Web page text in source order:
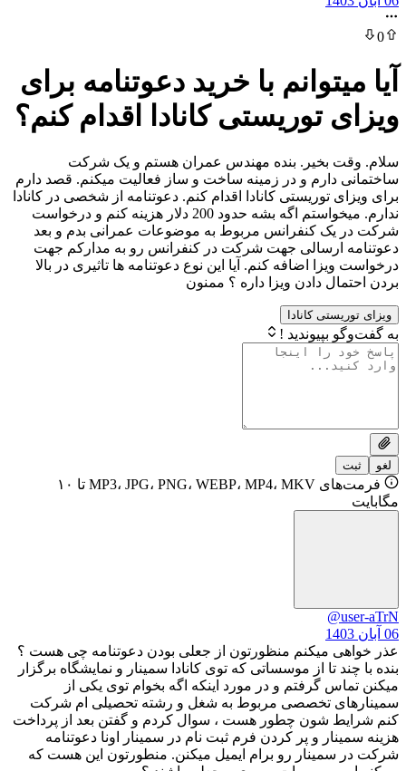
با خرید دعوتنامه برای
توریستی کانادا اقدام کنم؟
بخیر. بنده مهندس عمران هستم و یک شرکت
دارم و در زمینه ساخت و ساز فعالیت میکنم. قصد دارم
توریستی کانادا اقدام کنم. دعوتنامه از شخصی در کانادا
ندارم. میخواستم اگه بشه حدود 200 دلار هزینه کنم و درخواست
کنفرانس مربوط به موضوعات عمرانی بدم و بعد
ارسالی جهت شرکت در کنفرانس رو به مدارکم جهت
اضافه کنم. آیا این نوع دعوتنامه ها تاثیری در بالا
دادن ویزا داره ؟ ممنون
کانادا
!
فرمت‌های MP3، JPG، PNG، WEBP، MP4، MKV تا ۱۰
میکنم منظورتون از جعلی بودن دعوتنامه چی هست ؟
تا از موسساتی که توی کانادا سمینار و نمایشگاه برگزار
گرفتم و در مورد اینکه اگه بخوام توی یکی از
تخصصی مربوط به شغل و رشته تحصیلی ام شرکت
شون چطور هست ، سوال کردم و گفتن بعد از پرداخت
و پر کردن فرم ثبت نام در سمینار اونا دعوتنامه
رو برام ایمیل میکنن. منطورتون این هست که